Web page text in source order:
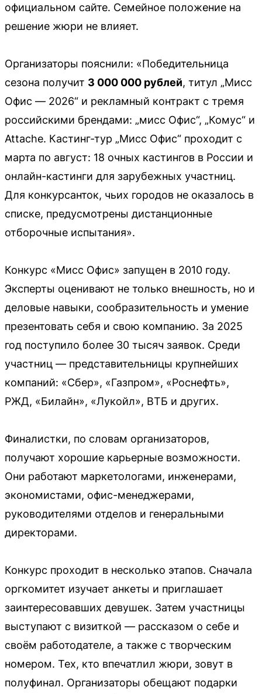
официальном сайте. Семейное положение на
решение жюри не влияет.
Организаторы пояснили: «Победительница
сезона получит 3 000 000 рублей, титул „Мисс
Офис — 2026“ и рекламный контракт с тремя
российскими брендами: „мисс Офис“, „Комус“ и
Attache. Кастинг-тур „Мисс Офис“ проходит с
марта по август: 18 очных кастингов в России и
онлайн-кастинги для зарубежных участниц.
Для конкурсанток, чьих городов не оказалось в
списке, предусмотрены дистанционные
отборочные испытания».
Конкурс «Мисс Офис» запущен в 2010 году.
Эксперты оценивают не только внешность, но и
деловые навыки, сообразительность и умение
презентовать себя и свою компанию. За 2025
год поступило более 30 тысяч заявок. Среди
участниц — представительницы крупнейших
компаний: «Сбер», «Газпром», «Роснефть»,
РЖД, «Билайн», «Лукойл», ВТБ и других.
Финалистки, по словам организаторов,
получают хорошие карьерные возможности.
Они работают маркетологами, инженерами,
экономистами, офис-менеджерами,
руководителями отделов и генеральными
директорами.
Конкурс проходит в несколько этапов. Сначала
оргкомитет изучает анкеты и приглашает
заинтересовавших девушек. Затем участницы
выступают с визиткой — рассказом о себе и
своём работодателе, а также с творческим
номером. Тех, кто впечатлил жюри, зовут в
полуфинал. Организаторы обещают подарки